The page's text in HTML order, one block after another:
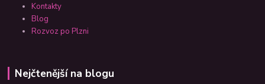
Kontakty
Blog
Rozvoz po Plzni
Nejčtenější na blogu